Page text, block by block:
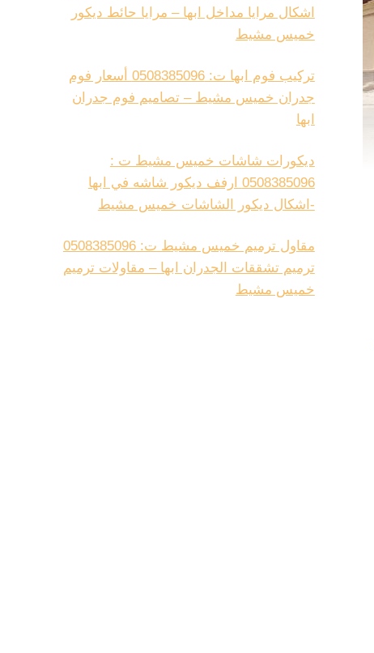
اشكال مرايا مداخل ابها – مرايا حائط ديكور
خميس مشيط
تركيب فوم ابها ت: 0508385096 أسعار فوم
جدران خميس مشيط – تصاميم فوم جدران
ابها
ديكورات شاشات خميس مشيط ت :
0508385096 ارفف ديكور شاشه في ابها
-اشكال ديكور الشاشات خميس مشيط
مقاول ترميم خميس مشيط ت: 0508385096
ترميم تشققات الجدران ابها – مقاولات ترميم
خميس مشيط